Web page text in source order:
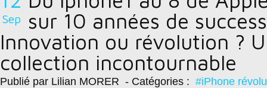
Sep
sur 10 années de
Innovation ou révolution ?
collection incontournable
Publié par Lilian MORER - Catégories : #iPhone